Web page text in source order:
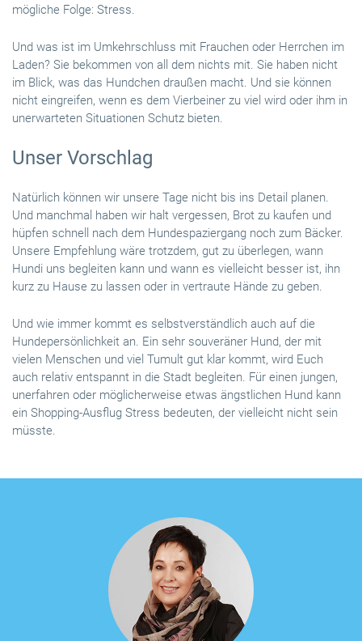
mögliche Folge: Stress.
Und was ist im Umkehrschluss mit Frauchen oder Herrchen im
Laden? Sie bekommen von all dem nichts mit. Sie haben nicht
im Blick, was das Hundchen draußen macht. Und sie können
nicht eingreifen, wenn es dem Vierbeiner zu viel wird oder ihm in
unerwarteten Situationen Schutz bieten.
Unser Vorschlag
Natürlich können wir unsere Tage nicht bis ins Detail planen.
Und manchmal haben wir halt vergessen, Brot zu kaufen und
hüpfen schnell nach dem Hundespaziergang noch zum Bäcker.
Unsere Empfehlung wäre trotzdem, gut zu überlegen, wann
Hundi uns begleiten kann und wann es vielleicht besser ist, ihn
kurz zu Hause zu lassen oder in vertraute Hände zu geben.
Und wie immer kommt es selbstverständlich auch auf die
Hundepersönlichkeit an. Ein sehr souveräner Hund, der mit
vielen Menschen und viel Tumult gut klar kommt, wird Euch
auch relativ entspannt in die Stadt begleiten. Für einen jungen,
unerfahren oder möglicherweise etwas ängstlichen Hund kann
ein Shopping-Ausflug Stress bedeuten, der vielleicht nicht sein
müsste.